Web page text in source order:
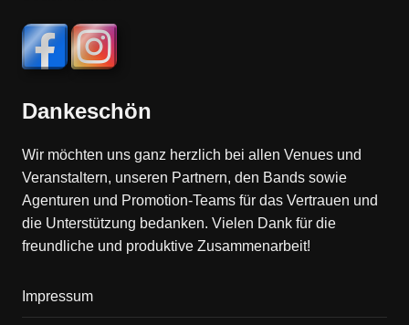
Dankeschön
Wir möchten uns ganz herzlich bei allen Venues und
Veranstaltern, unseren Partnern, den Bands sowie
Agenturen und Promotion-Teams für das Vertrauen und
die Unterstützung bedanken. Vielen Dank für die
freundliche und produktive Zusammenarbeit!
Impressum